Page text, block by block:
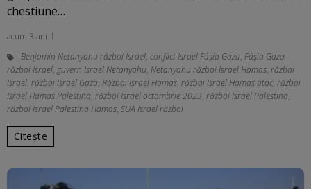
chestiune…
acum 3 ani
Benjamin Netanyahu război Israel, conflict Israel Fâșia Gaza, Fâșia Gaza
război Israel, guvern Israel Netanyahu, Netanyahu război Israel Hamas, război
Israel, război Israel Gaza, Război Israel Hamas, război Israel Hamas atac, război
Israel Hamas Palestina, război Israel octombrie 2023, război Israel Palestina,
război Israel Palestina Hamas, SUA Israel război
Citește